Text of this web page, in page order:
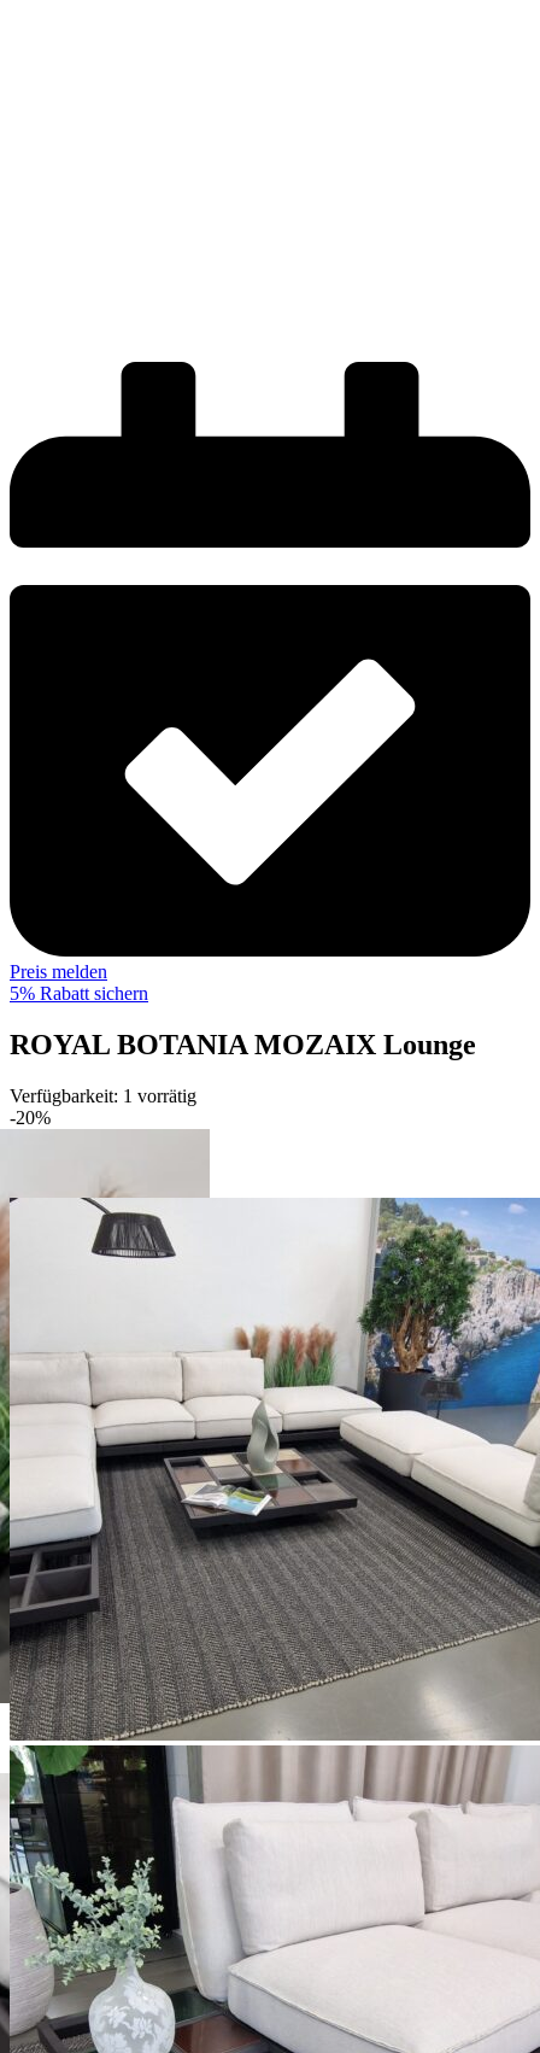
Preis melden
5% Rabatt sichern
ROYAL BOTANIA MOZAIX Lounge
Verfügbarkeit: 1 vorrätig
-20%